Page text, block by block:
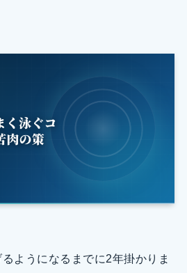
ようになるまでに2年掛かりま